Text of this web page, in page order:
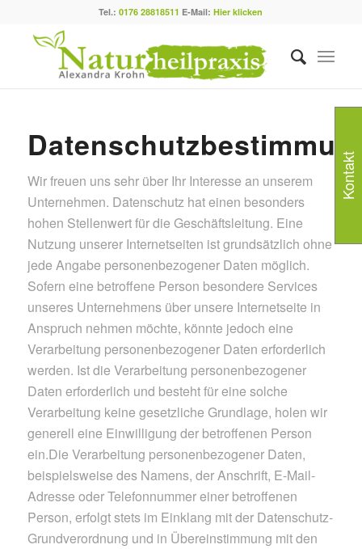
Tel.:0176 28818511 E-Mail:Hier klicken
Wir freuen uns sehr über Ihr Interesse an unserem
Unternehmen. Datenschutz hat einen besonders
hohen Stellenwert für die Geschäftsleitung. Eine
Nutzung unserer Internetseiten ist grundsätzlich ohne
jede Angabe personenbezogener Daten möglich.
Sofern eine betroffene Person besondere Services
unseres Unternehmens über unsere Internetseite in
Anspruch nehmen möchte, könnte jedoch eine
Verarbeitung personenbezogener Daten erforderlich
werden. Ist die Verarbeitung personenbezogener
Daten erforderlich und besteht für eine solche
Verarbeitung keine gesetzliche Grundlage, holen wir
generell eine Einwilligung der betroffenen Person
ein.Die Verarbeitung personenbezogener Daten,
beispielsweise des Namens, der Anschrift, E-Mail-
Adresse oder Telefonnummer einer betroffenen
Person, erfolgt stets im Einklang mit der Datenschutz-
Grundverordnung und in Übereinstimmung mit den
Kontakt